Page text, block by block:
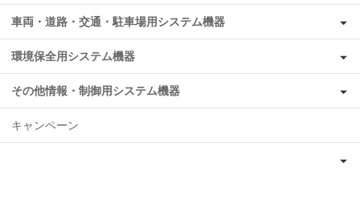
車両・道路・交通・駐車場用システム機器
環境保全用システム機器
その他情報・制御用システム機器
キャンペーン